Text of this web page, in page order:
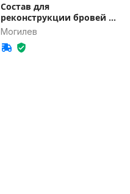
Состав для
реконструкции бровей и
ресниц
Могилев